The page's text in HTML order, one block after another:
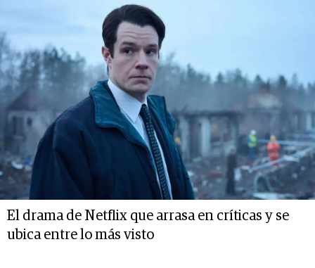
El drama de Netflix que arrasa en críticas y se
ubica entre lo más visto